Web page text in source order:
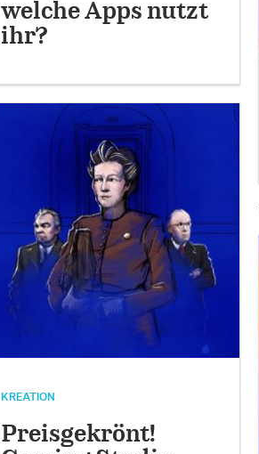
welche Apps nutzt
ihr?
KREATION
Preisgekrönt!